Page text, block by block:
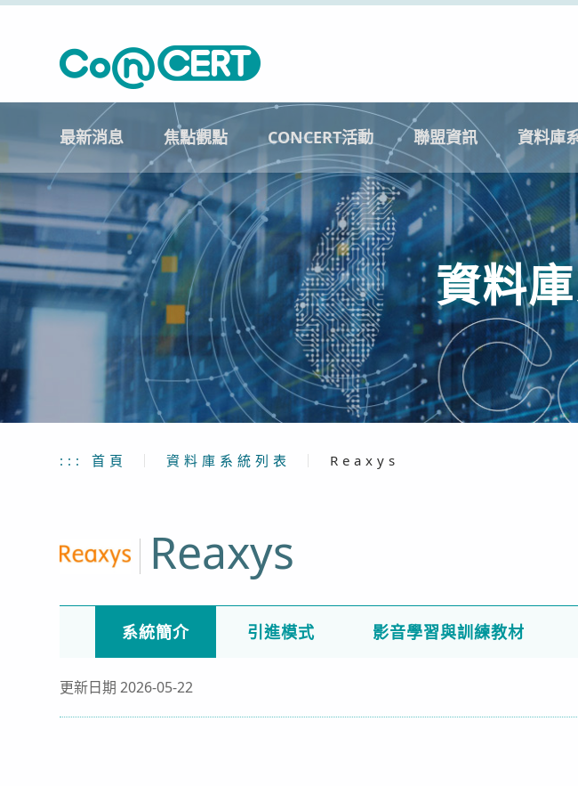
最新消息 焦點觀點 CONCERT活動 聯盟資訊 資料庫
資料
:::首頁 資料庫系統列表 Reaxys
Reaxys
系統簡介 引進模式 影音學習與訓練教材
更新日期 2026-05-22